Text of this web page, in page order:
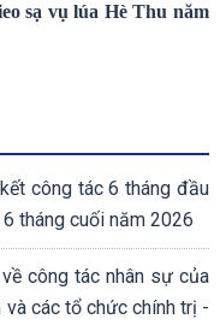
sạ vụ lúa Hè Thu năm
công tác 6 tháng đầu
tháng cuối năm 2026
công tác nhân sự của
các tổ chức chính trị -